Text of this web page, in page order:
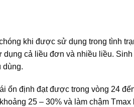
khi được sử dụng trong tình
cả liều đơn và nhiều liều.
dùng.
ổn định đạt được trong vòng 24
25 – 30% và làm chậm